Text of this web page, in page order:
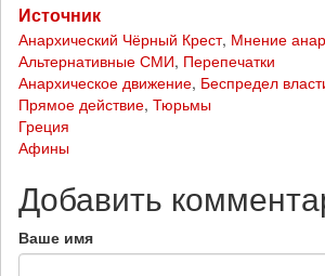
Источник
Анархический Чёрный Крест, Мнение
Альтернативные СМИ, Перепечатки
Анархическое движение, Беспредел
Прямое действие, Тюрьмы
Греция
Афины
Добавить
Ваше имя